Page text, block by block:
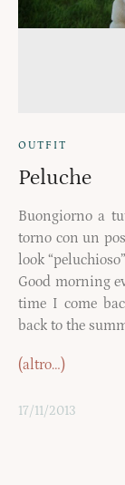
OUTFIT
Peluche
Buongiorno a
torno con un
look
Good morning
time I come
back to the
(altro…)
17/11/2013